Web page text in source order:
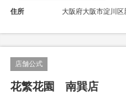
住所 大阪府大阪市淀川
店舗公式
花繁花園 南巽店